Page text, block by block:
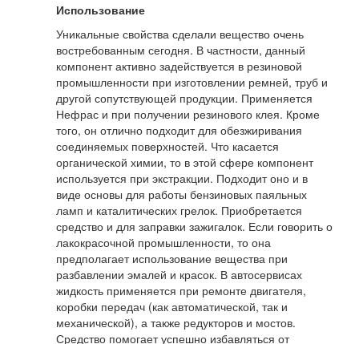
Использование
Уникальные свойства сделали вещество очень
востребованным сегодня. В частности, данный
компонент активно задействуется в резиновой
промышленности при изготовлении ремней, труб и
другой сопутствующей продукции. Применяется
Нефрас и при получении резинового клея. Кроме
того, он отлично подходит для обезжиривания
соединяемых поверхностей. Что касается
органической химии, то в этой сфере компонент
используется при экстракции. Подходит оно и в
виде основы для работы бензиновых паяльных
ламп и каталитических грелок. Приобретается
средство и для заправки зажигалок. Если говорить о
лакокрасочной промышленности, то она
предполагает использование вещества при
разбавлении эмалей и красок. В автосервисах
жидкость применяется при ремонте двигателя,
коробки передач (как автоматической, так и
механической), а также редукторов и мостов.
Средство помогает успешно избавляться от